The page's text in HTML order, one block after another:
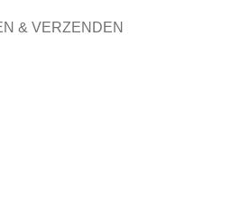
& VERZENDEN